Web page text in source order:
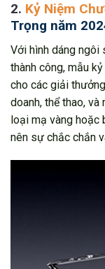
2. Kỷ Niệm
Trọng năm
Với hình dáng
thành công, mẫu
cho các giải
doanh, thể thao,
loại mạ vàng hoặc
nên sự chắc chắn